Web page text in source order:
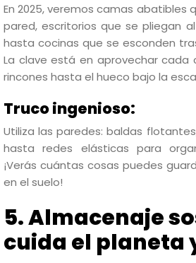
En 2025, veremos camas abatibles
pared, escritorios que se pliegan
hasta cocinas que se esconden
La clave está en aprovechar cada
rincones hasta el hueco bajo la
Truco ingenioso:
Utiliza las paredes: baldas
hasta redes elásticas para
¡Verás cuántas cosas puedes
en el suelo!
5. Almacenaje
cuida el planeta